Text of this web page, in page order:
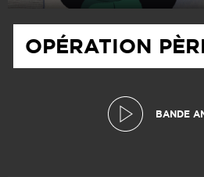
OPÉRATION
BANDE